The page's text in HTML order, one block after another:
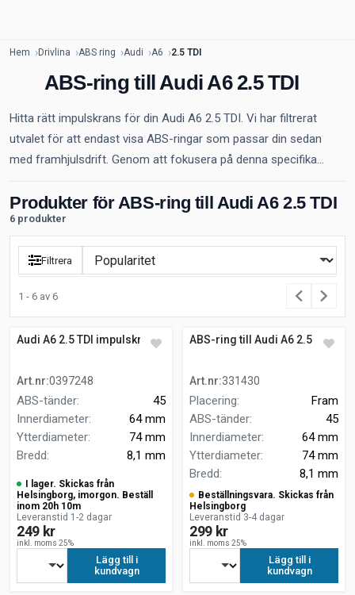
Hem Drivlina ABS ring Audi A6 2.5 TDI
ABS-ring till Audi A6 2.5 TDI
Hitta rätt impulskrans för din Audi A6 2.5 TDI. Vi har filtrerat
utvalet för att endast visa ABS-ringar som passar din sedan
med framhjulsdrift. Genom att fokusera på denna specifika...
Produkter för ABS-ring till Audi A6 2.5 TDI
6 produkter
Filtrera
1 - 6 av 6
Audi A6 2.5 TDI impulskrans
Art.nr:0397248
ABS-tänder:
45
Innerdiameter:
64 mm
Ytterdiameter:
74 mm
Bredd: 8,1 mm
I lager. Skickas från
Helsingborg, imorgon. Beställ
inom 20h 10m
Leveranstid 1-2 dagar
249 kr
inkl. moms 25%
Lägg till i
kundvagn
ABS-ring till Audi A6 2.5 TDI
Art.nr:331430
Placering:
Fram
ABS-tänder:
45
Innerdiameter:
64 mm
Ytterdiameter:
74 mm
Bredd: 8,1 mm
Beställningsvara. Skickas från
Helsingborg
Leveranstid 3-4 dagar
299 kr
inkl. moms 25%
Lägg till i
kundvagn